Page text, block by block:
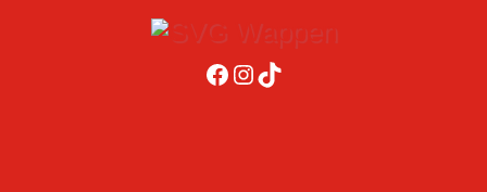
Facebook
Instagram
TikTok